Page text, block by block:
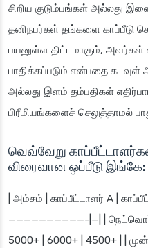
சிறிய குடும்பங்கள் அல்லது
தனிநபர்கள் தங்களை காப்பீடு
பயனுள்ள திட்டமாகும்,
பாதிக்கப்படும் என்பதை கடவுள்
அல்லது இளம் தம்பதிகள்
பிரீமியங்களைச் செலுத்தாமல்
வெவ்வேறு
விரைவான ஒப்பீடு இங்கே:
| அம்சம் | காப்பீட்டாளர் A |
——————————-|—| |
5000+ | 6000+ | 4500+ | |